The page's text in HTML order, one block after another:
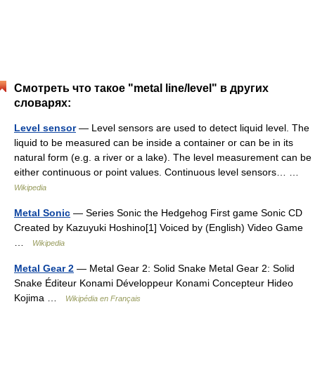
Смотреть что такое "metal line/level" в других
словарях:
Level sensor— Level sensors are used to detect liquid level. The
liquid to be measured can be inside a container or can be in its
natural form (e.g. a river or a lake). The level measurement can be
either continuous or point values. Continuous level sensors… …
Wikipedia
Metal Sonic — Series Sonic the Hedgehog First game Sonic CD
Created by Kazuyuki Hoshino[1] Voiced by (English) Video Game
Wikipedia
Metal Gear 2 — Metal Gear 2: Solid Snake Metal Gear 2: Solid
Snake Éditeur Konami Développeur Konami Concepteur Hideo
Kojima …
Wikipédia en Français